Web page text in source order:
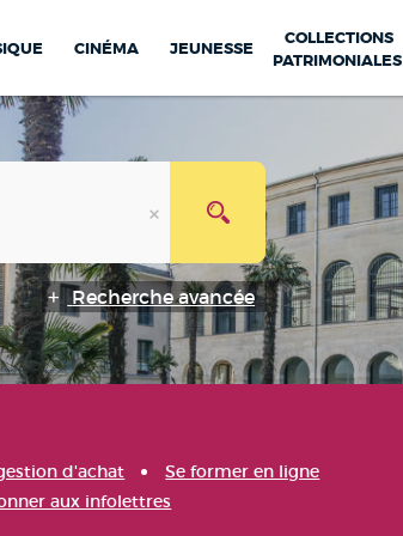
CINÉMA JEUNESSE
COLLECTIONS
PATRIMONIALES
Recherche avancée
d'achat
Se former en ligne
aux infolettres